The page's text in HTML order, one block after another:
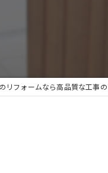
リフォームなら高品質な工事